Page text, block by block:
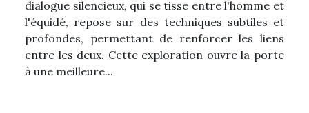
dialogue silencieux, qui se tisse entre l'homme et
l'équidé, repose sur des techniques subtiles et
profondes, permettant de renforcer les liens
entre les deux. Cette exploration ouvre la porte
à une meilleure...